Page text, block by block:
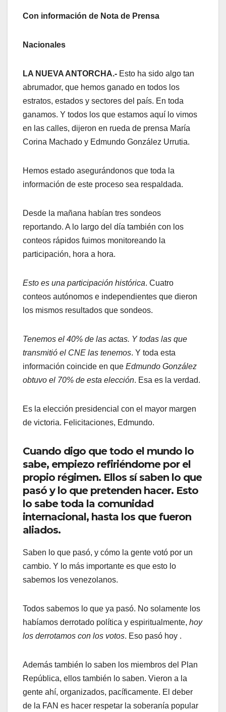
Con información de Nota de Prensa
Nacionales
LA NUEVA ANTORCHA.- Esto ha sido algo tan
abrumador, que hemos ganado en todos los
estratos, estados y sectores del país. En toda
ganamos. Y todos los que estamos aquí lo vimos
en las calles, dijeron en rueda de prensa María
Corina Machado y Edmundo González Urrutia.
Hemos estado asegurándonos que toda la
información de este proceso sea respaldada.
Desde la mañana habían tres sondeos
reportando. A lo largo del día también con los
conteos rápidos fuimos monitoreando la
participación, hora a hora.
Esto es una participación histórica. Cuatro
conteos autónomos e independientes que dieron
los mismos resultados que sondeos.
Tenemos el 40% de las actas. Y todas las que
transmitió el CNE las tenemos. Y toda esta
información coincide en que Edmundo González
obtuvo el 70% de esta elección. Esa es la verdad.
Es la elección presidencial con el mayor margen
de victoria. Felicitaciones, Edmundo.
Cuando digo que todo el mundo lo
sabe, empiezo refiriéndome por el
propio régimen. Ellos sí saben lo que
pasó y lo que pretenden hacer. Esto
lo sabe toda la comunidad
internacional, hasta los que fueron
aliados.
Saben lo que pasó, y cómo la gente votó por un
cambio. Y lo más importante es que esto lo
sabemos los venezolanos.
Todos sabemos lo que ya pasó. No solamente los
habíamos derrotado política y espiritualmente, hoy
los derrotamos con los votos. Eso pasó hoy .
Además también lo saben los miembros del Plan
República, ellos también lo saben. Vieron a la
gente ahí, organizados, pacíficamente. El deber
de la FAN es hacer respetar la soberanía popular